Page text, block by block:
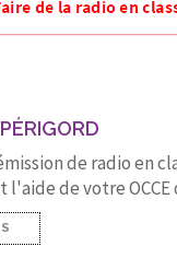
de radio en
l'aide de votre